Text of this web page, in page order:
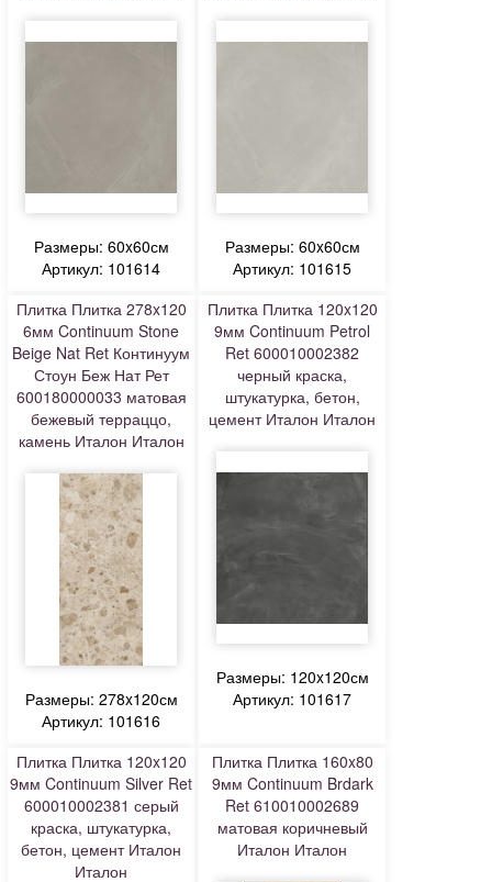
Размеры: 60x60см
Артикул: 101614
Размеры: 60x60см
Артикул: 101615
Плитка Плитка 278x120
6мм Continuum Stone
Beige Nat Ret Континуум
Стоун Беж Нат Рет
600180000033 матовая
бежевый терраццо,
камень Италон Италон
Размеры: 278x120см
Артикул: 101616
Плитка Плитка 120x120
9мм Continuum Petrol
Ret 600010002382
черный краска,
штукатурка, бетон,
цемент Италон Италон
Размеры: 120x120см
Артикул: 101617
Плитка Плитка 120x120
9мм Continuum Silver Ret
600010002381 серый
краска, штукатурка,
бетон, цемент Италон
Италон
Плитка Плитка 160x80
9мм Continuum Brdark
Ret 610010002689
матовая коричневый
Италон Италон